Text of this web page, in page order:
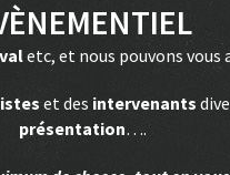
etc, et nous pouvons
et des intervenants
présentation….